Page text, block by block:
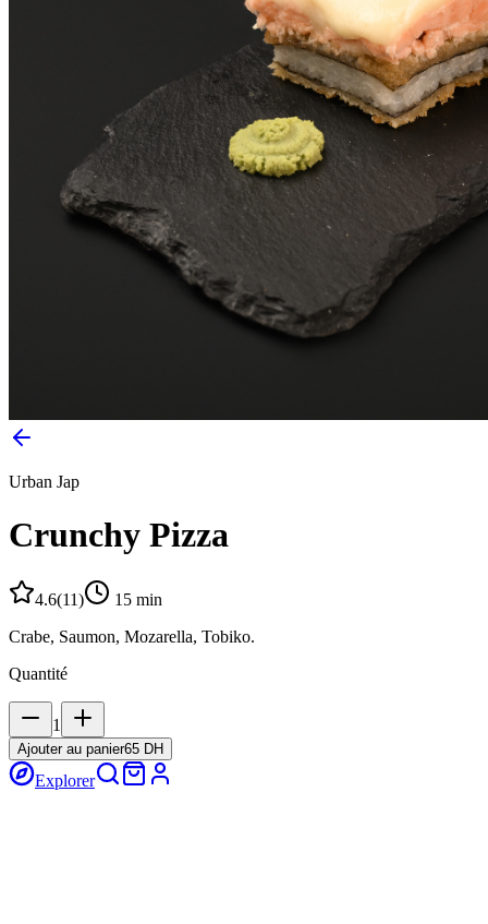
Urban Jap
Crunchy Pizza
4.6(11) 15 min
Crabe, Saumon, Mozarella, Tobiko.
Quantité
1
Ajouter au panier65 DH
Explorer